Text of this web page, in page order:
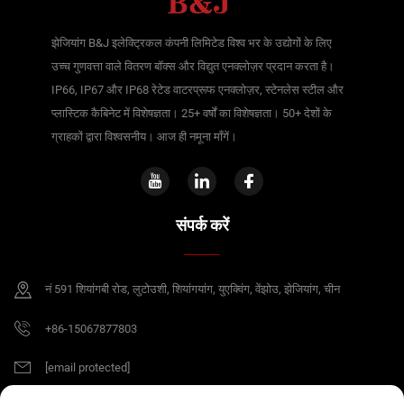
झेजियांग B&J इलेक्ट्रिकल कंपनी लिमिटेड विश्व भर के उद्योगों के लिए
उच्च गुणवत्ता वाले वितरण बॉक्स और विद्युत एनक्लोज़र प्रदान करता है।
IP66, IP67 और IP68 रेटेड वाटरप्रूफ एनक्लोज़र, स्टेनलेस स्टील और
प्लास्टिक कैबिनेट में विशेषज्ञता। 25+ वर्षों का विशेषज्ञता। 50+ देशों के
ग्राहकों द्वारा विश्वसनीय। आज ही नमूना माँगें।
संपर्क करें
नं 591 शियांगबी रोड, लुटोउशी, शियांगयांग, युएक्विंग, वेंझोउ, झेजियांग, चीन
+86-15067877803
[email protected]